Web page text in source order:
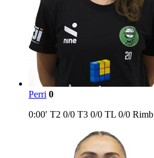
Perri 0
0:00′ T2 0/0 T3 0/0 TL 0/0 Rimb